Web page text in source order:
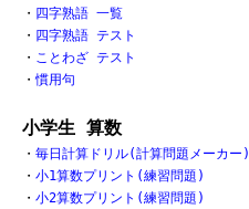
・ 四字熟語 一覧
・ 四字熟語 テスト
・ ことわざ テスト
・慣用句
小学生 算数
・ 毎日計算ドリル(計算問題メーカー)
・ 小1算数プリント(練習問題)
・ 小2算数プリント(練習問題)